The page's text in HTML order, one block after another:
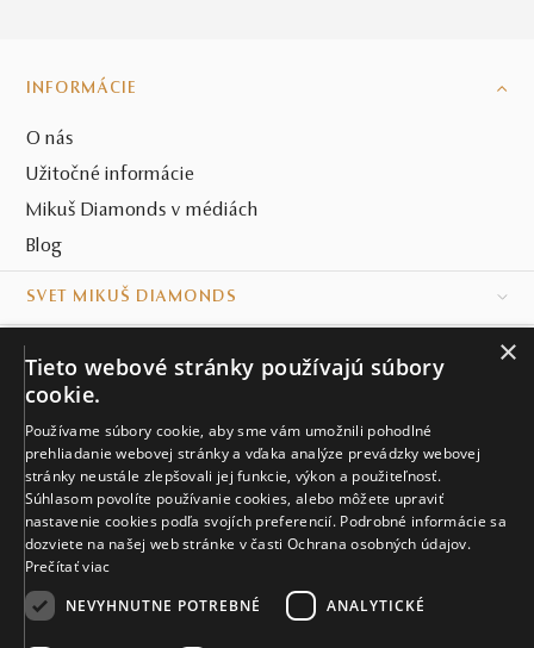
INFORMÁCIE
O nás
Užitočné informácie
Mikuš Diamonds v médiách
Blog
SVET MIKUŠ DIAMONDS
KONTAKT
Naše klenotníctva
Sídlo spoločnosti
×
Tieto webové stránky používajú súbory
cookie.
Používame súbory cookie, aby sme vám umožnili pohodlné
prehliadanie webovej stránky a vďaka analýze prevádzky webovej
stránky neustále zlepšovali jej funkcie, výkon a použiteľnosť.
Súhlasom povolíte používanie cookies, alebo môžete upraviť
nastavenie cookies podľa svojích preferencií. Podrobné informácie sa
dozviete na našej web stránke v časti Ochrana osobných údajov.
Prečítať viac
NEVYHNUTNE POTREBNÉ
ANALYTICKÉ